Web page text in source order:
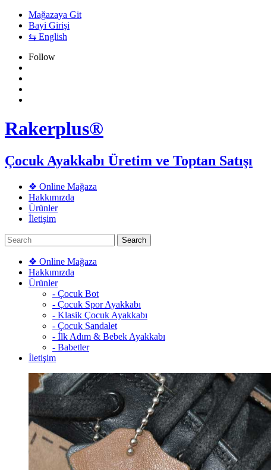
Mağazaya Git
Bayi Girişi
⇆ English
Follow
Rakerplus®
Çocuk Ayakkabı Üretim ve Toptan Satışı
❖ Online Mağaza
Hakkımızda
Ürünler
İletişim
❖ Online Mağaza
Hakkımızda
Ürünler
- Çocuk Bot
- Çocuk Spor Ayakkabı
- Klasik Çocuk Ayakkabı
- Çocuk Sandalet
- İlk Adım & Bebek Ayakkabı
- Babetler
İletişim